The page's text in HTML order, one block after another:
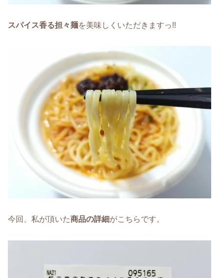
スパイス香る担々麺を美味しくいただきますっ!!
今回、私が頂いた商品の詳細がこちらです。